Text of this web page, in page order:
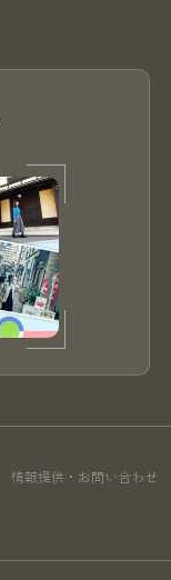
情報提供・お問い合わせ